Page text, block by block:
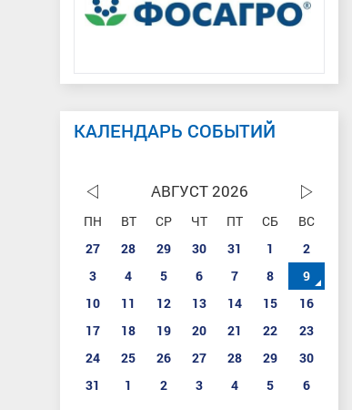
КАЛЕНДАРЬ СОБЫТИЙ
АВГУСТ 2026
ПН ВТ СР ЧТ ПТ СБ
ВС
27
28 29 30 31 1
2
3
4 5 6 7 8
9
10
11 12 13 14 15
16
17
18 19 20 21 22
23
24
25 26 27 28 29
30
31
1 2 3 4 5 6